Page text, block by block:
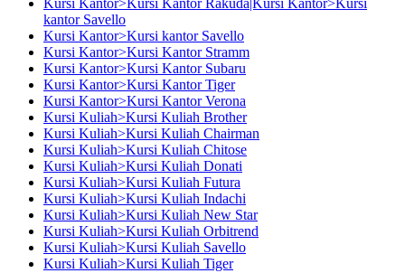
Kursi Kantor>Kursi Kantor Rakuda|Kursi Kantor>Kursi
kantor Savello
Kursi Kantor>Kursi kantor Savello
Kursi Kantor>Kursi Kantor Stramm
Kursi Kantor>Kursi Kantor Subaru
Kursi Kantor>Kursi Kantor Tiger
Kursi Kantor>Kursi Kantor Verona
Kursi Kuliah>Kursi Kuliah Brother
Kursi Kuliah>Kursi Kuliah Chairman
Kursi Kuliah>Kursi Kuliah Chitose
Kursi Kuliah>Kursi Kuliah Donati
Kursi Kuliah>Kursi Kuliah Futura
Kursi Kuliah>Kursi Kuliah Indachi
Kursi Kuliah>Kursi Kuliah New Star
Kursi Kuliah>Kursi Kuliah Orbitrend
Kursi Kuliah>Kursi Kuliah Savello
Kursi Kuliah>Kursi Kuliah Tiger